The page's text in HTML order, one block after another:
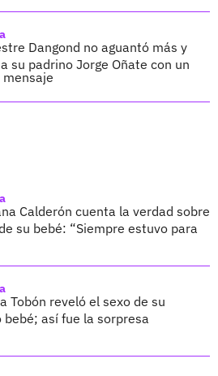
Dangond no aguantó más y
su padrino Jorge Oñate con un
Calderón cuenta la verdad sobre
su bebé: “Siempre estuvo para
Tobón reveló el sexo de su
bebé; así fue la sorpresa